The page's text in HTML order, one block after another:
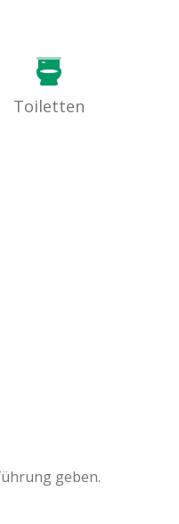
Toiletten
geben.